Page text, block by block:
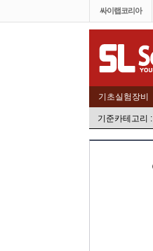
싸이랩코리아
기초실험장비
기준카테고리 :